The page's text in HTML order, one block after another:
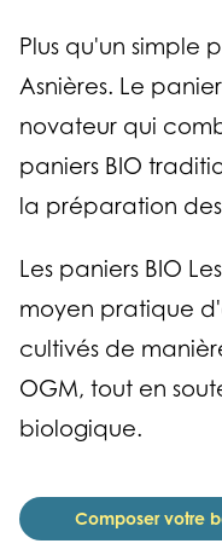
Plus qu'un simple
Asnières. Le
novateur qui
paniers BIO
la préparation
Les paniers BIO
moyen pratique
cultivés de
OGM, tout en
biologique.
Composer votre